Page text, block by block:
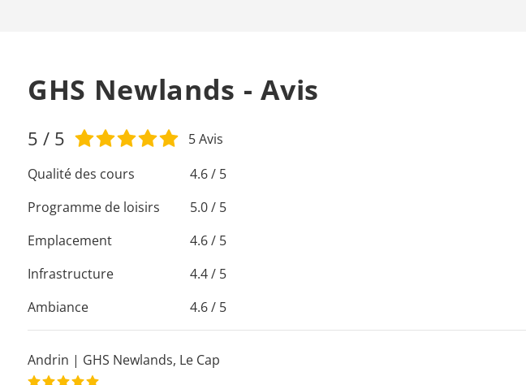
GHS Newlands - Avis
5 / 5 5Avis
Qualité des cours
4.6 / 5
Programme de loisirs
5.0 / 5
Emplacement
4.6 / 5
Infrastructure
4.4 / 5
Ambiance
4.6 / 5
Andrin | GHS Newlands, Le Cap